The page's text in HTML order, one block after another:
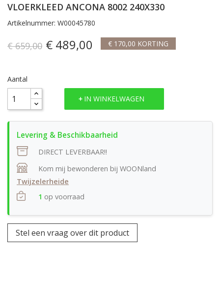
VLOERKLEED ANCONA 8002 240X330
Artikelnummer: W00045780
€ 659,00 € 489,00 € 170,00 KORTING
Aantal
IN WINKELWAGEN
DIRECT LEVERBAAR!!
Kom mij bewonderen bij WOONland
Twijzelerheide
1 op voorraad
Stel een vraag over dit product